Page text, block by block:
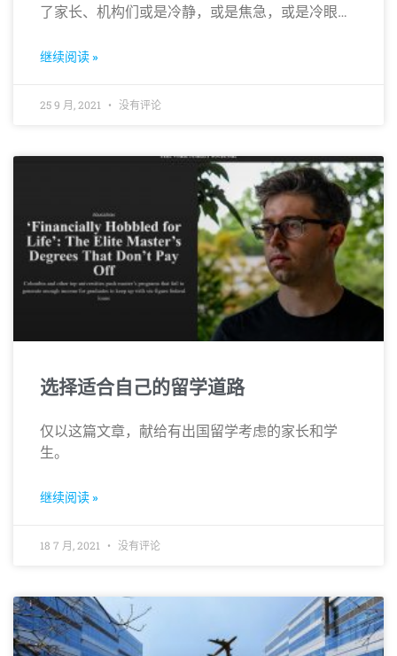
了家长、机构们或是冷静，或是焦急，或是冷眼旁
继续阅读 »
25 9 月, 2021 没有评论
选择适合自己的留学道路
仅以这篇文章，献给有出国留学考虑的家长和学
生。
继续阅读 »
18 7 月, 2021 没有评论